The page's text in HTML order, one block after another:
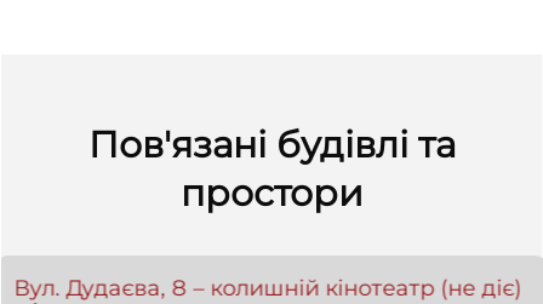
Пов'язані будівлі та
простори
Вул. Дудаєва, 8 – колишній кінотеатр (не діє)